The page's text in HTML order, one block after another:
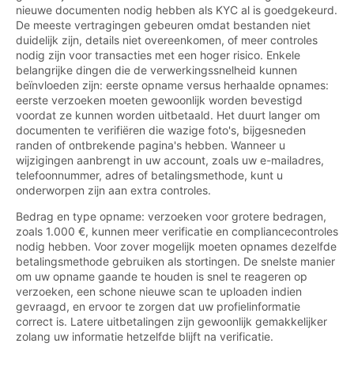
nieuwe documenten nodig hebben als KYC al is goedgekeurd.
De meeste vertragingen gebeuren omdat bestanden niet
duidelijk zijn, details niet overeenkomen, of meer controles
nodig zijn voor transacties met een hoger risico. Enkele
belangrijke dingen die de verwerkingssnelheid kunnen
beïnvloeden zijn: eerste opname versus herhaalde opnames:
eerste verzoeken moeten gewoonlijk worden bevestigd
voordat ze kunnen worden uitbetaald. Het duurt langer om
documenten te verifiëren die wazige foto's, bijgesneden
randen of ontbrekende pagina's hebben. Wanneer u
wijzigingen aanbrengt in uw account, zoals uw e-mailadres,
telefoonnummer, adres of betalingsmethode, kunt u
onderworpen zijn aan extra controles.
Bedrag en type opname: verzoeken voor grotere bedragen,
zoals 1.000 €, kunnen meer verificatie en compliancecontroles
nodig hebben. Voor zover mogelijk moeten opnames dezelfde
betalingsmethode gebruiken als stortingen. De snelste manier
om uw opname gaande te houden is snel te reageren op
verzoeken, een schone nieuwe scan te uploaden indien
gevraagd, en ervoor te zorgen dat uw profielinformatie
correct is. Latere uitbetalingen zijn gewoonlijk gemakkelijker
zolang uw informatie hetzelfde blijft na verificatie.